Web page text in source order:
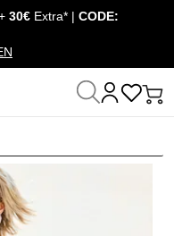
Inhalt
30€ Extra* | CODE: